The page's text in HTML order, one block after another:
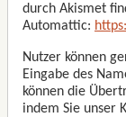
durch Akismet
Automattic:
Nutzer können
Eingabe des
können die
indem Sie unser